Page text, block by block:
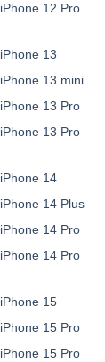
12 Pro
13
13 mini
13 Pro
13 Pro
14
14 Plus
14 Pro
14 Pro
15
15 Pro
15 Pro